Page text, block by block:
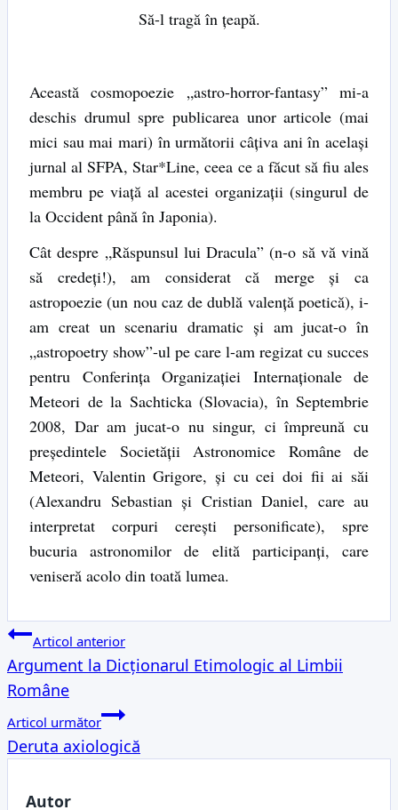
Să-l tragă în țeapă.
Această cosmopoezie „astro-horror-fantasy” mi-a
deschis drumul spre publicarea unor articole (mai
mici sau mai mari) în următorii câțiva ani în același
jurnal al SFPA, Star*Line, ceea ce a făcut să fiu ales
membru pe viață al acestei organizații (singurul de
la Occident până în Japonia).
Cât despre „Răspunsul lui Dracula” (n-o să vă vină
să credeți!), am considerat că merge și ca
astropoezie (un nou caz de dublă valență poetică), i-
am creat un scenariu dramatic și am jucat-o în
„astropoetry show”-ul pe care l-am regizat cu succes
pentru Conferința Organizației Internaționale de
Meteori de la Sachticka (Slovacia), în Septembrie
2008, Dar am jucat-o nu singur, ci împreună cu
președintele Societății Astronomice Române de
Meteori, Valentin Grigore, și cu cei doi fii ai săi
(Alexandru Sebastian și Cristian Daniel, care au
interpretat corpuri cerești personificate), spre
bucuria astronomilor de elită participanți, care
veniseră acolo din toată lumea.
Navigare
în
articole
Articol anterior
Argument la Dicționarul Etimologic al Limbii
Române
Articol următor
Deruta axiologică
Autor